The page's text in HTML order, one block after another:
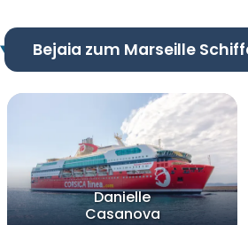
Bejaia zum Marseille
Danielle
Casanova